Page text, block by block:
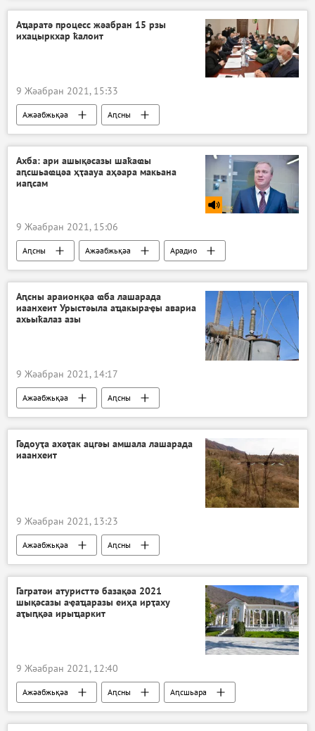
Аҵаратә процесс жәабран 15 рзы
ихацыркхар ҟалоит
9 Жәабран 2021, 15:33
Ажәабжьқәа Аԥсны
Ахба: ари ашықәсазы шаҟаҩы
аԥсшьаҩцәа ҳҭаауа аҳәара макьана
иаԥсам
9 Жәабран 2021, 15:06
Аԥсны Ажәабжьқәа Арадио
Аԥсны араионқәа ҩба лашарада
иаанхеит Урыстәыла аҵакыраҿы авариа
ахьыҟалаз азы
9 Жәабран 2021, 14:17
Ажәабжьқәа Аԥсны
Гәдоуҭа ахәҭак ацгәы амшала лашарада
иаанхеит
9 Жәабран 2021, 13:23
Ажәабжьқәа Аԥсны
Гагратәи атуристтә базақәа 2021
шықәсазы аҿаҵаразы еиҳа ирҭаху
аҭыԥқәа ирыҵаркит
9 Жәабран 2021, 12:40
Ажәабжьқәа Аԥсны Аԥсшьара